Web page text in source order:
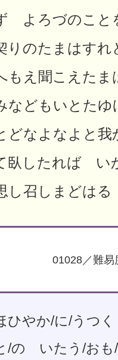
よろづのこと
りのたまはす
もえ聞こえたま
どもいとたゆ
なよなよと我
臥したれば い
し召しまどはる
01028／難
ひやか/に/うつ
/の いたう/おも